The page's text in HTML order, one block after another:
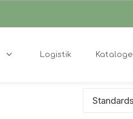
Logistik Kataloge